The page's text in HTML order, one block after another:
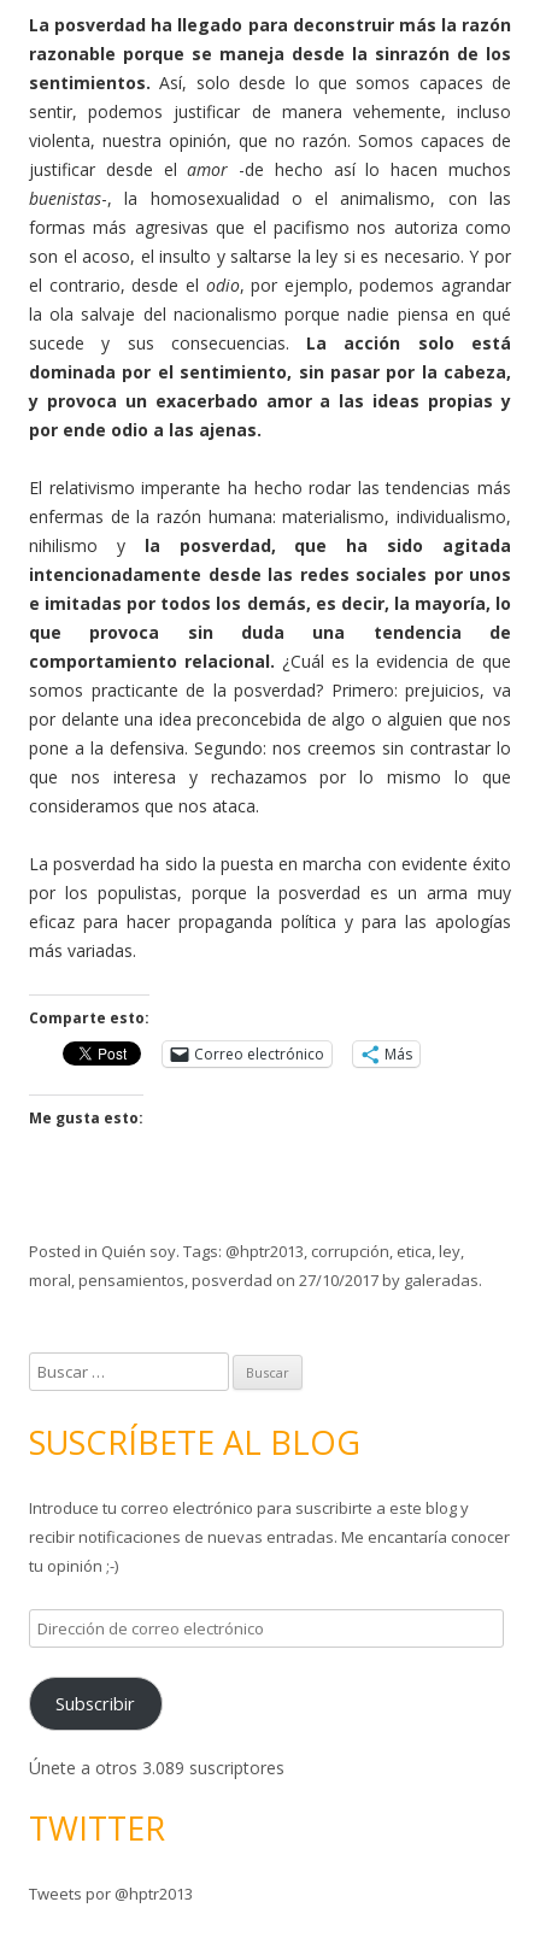
La posverdad ha llegado para deconstruir más la razón
razonable porque se maneja desde la sinrazón de los
sentimientos. Así, solo desde lo que somos capaces de
sentir, podemos justificar de manera vehemente, incluso
violenta, nuestra opinión, que no razón. Somos capaces de
justificar desde elamor -de hecho así lo hacen muchos
buenistas-, la homosexualidad o el animalismo, con las
formas más agresivas que el pacifismo nos autoriza como
son el acoso, el insulto y saltarse la ley si es necesario. Y por
el contrario, desde el odio, por ejemplo, podemos agrandar
la ola salvaje del nacionalismo porque nadie piensa en qué
sucede y sus consecuencias. La acción solo está
dominada por el sentimiento, sin pasar por la cabeza,
y provoca un exacerbado amor a las ideas propias y
por ende odio a las ajenas.
El relativismo imperante ha hecho rodar las tendencias más
enfermas de la razón humana: materialismo, individualismo,
nihilismo y la posverdad, que ha sido agitada
intencionadamente desde las redes sociales por unos
e imitadas por todos los demás, es decir, la mayoría, lo
que provoca sin duda una tendencia de
comportamiento relacional. ¿Cuál es la evidencia de que
somos practicante de la posverdad? Primero: prejuicios, va
por delante una idea preconcebida de algo o alguien que nos
pone a la defensiva. Segundo: nos creemos sin contrastar lo
que nos interesa y rechazamos por lo mismo lo que
consideramos que nos ataca.
La posverdad ha sido la puesta en marcha con evidente éxito
por los populistas, porque la posverdad es un arma muy
eficaz para hacer propaganda política y para las apologías
más variadas.
Comparte esto:
Correo electrónico
Más
Me gusta esto:
Posted in Quién soy. Tags: @hptr2013, corrupción, etica,ley,
moral,pensamientos,posverdad on 27/10/2017by galeradas.
u
c
r
:
SUSCRÍBETE AL BLOG
Introduce tu correo electrónico para suscribirte a este blog y
recibir notificaciones de nuevas entradas. Me encantaría conocer
tu opinión ;-)
i
e
c
ó
Subscribir
Únete a otros 3.089 suscriptores
TWITTER
Tweets por @hptr2013